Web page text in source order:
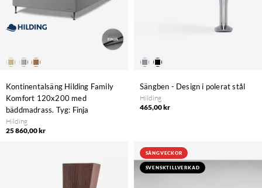
Kontinentalsäng Hilding Family
Komfort 120x200 med
bäddmadrass. Tyg: Finja
Hilding
25 860,00 kr
Sängben - Design i polerat stål
Hilding
465,00 kr
SÄNGVECKOR
SVENSKTILLVERKAD